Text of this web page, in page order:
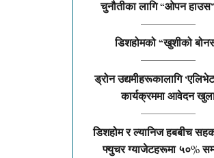
चुनौतीका लागि “ओपन
डिशहोमको “खुशीको
ड्रोन उद्यमीहरूकालागि
कार्यक्रममा आवेदन
डिशहोम र ल्यानिज हबबीच
फ्युचर ग्याजेटहरूमा ५०%